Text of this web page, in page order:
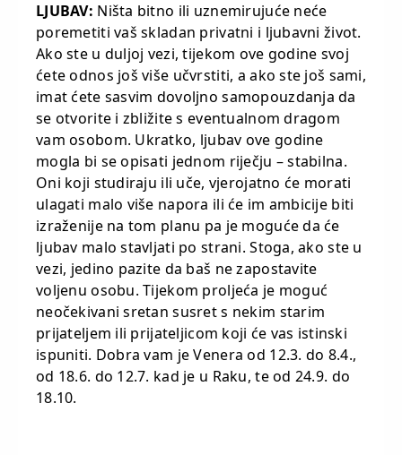
LJUBAV: Ništa bitno ili uznemirujuće neće
poremetiti vaš skladan privatni i ljubavni život.
Ako ste u duljoj vezi, tijekom ove godine svoj
ćete odnos još više učvrstiti, a ako ste još sami,
imat ćete sasvim dovoljno samopouzdanja da
se otvorite i zbližite s eventualnom dragom
vam osobom. Ukratko, ljubav ove godine
mogla bi se opisati jednom riječju – stabilna.
Oni koji studiraju ili uče, vjerojatno će morati
ulagati malo više napora ili će im ambicije biti
izraženije na tom planu pa je moguće da će
ljubav malo stavljati po strani. Stoga, ako ste u
vezi, jedino pazite da baš ne zapostavite
voljenu osobu. Tijekom proljeća je moguć
neočekivani sretan susret s nekim starim
prijateljem ili prijateljicom koji će vas istinski
ispuniti. Dobra vam je Venera od 12.3. do 8.4.,
od 18.6. do 12.7. kad je u Raku, te od 24.9. do
18.10.